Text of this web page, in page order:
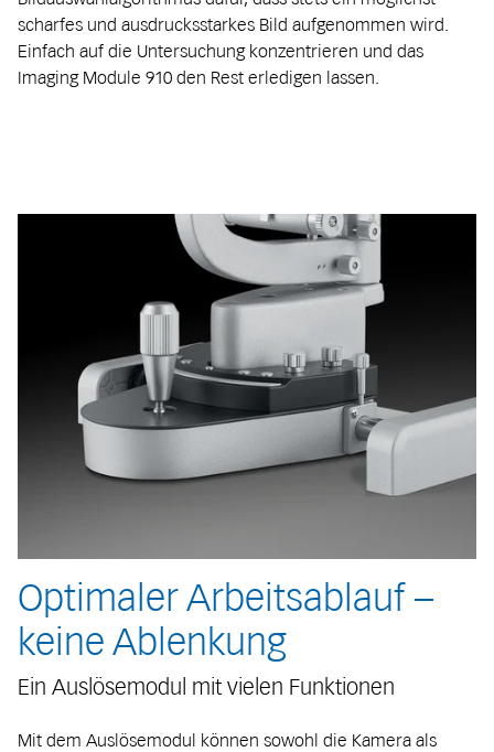
scharfes und ausdrucksstarkes Bild aufgenommen wird.
Einfach auf die Untersuchung konzentrieren und das
Imaging Module 910 den Rest erledigen lassen.
Optimaler Arbeitsablauf –
keine Ablenkung
Ein Auslösemodul mit vielen Funktionen
Mit dem Auslösemodul können sowohl die Kamera als